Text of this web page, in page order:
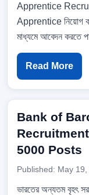
Apprentice
Apprentice নিয়োগ
মাধ্যমে আবেদন করতে
Read More
Bank of
5000 Posts
Published: May 19,
ভারতের অন্যতম বৃহৎ